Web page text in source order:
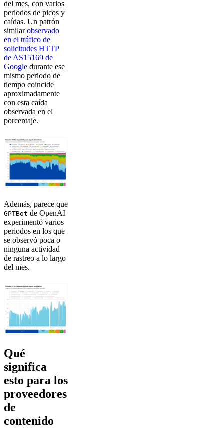
del mes, con varios
periodos de picos y
caídas. Un patrón
similarobservado
en el tráfico de
solicitudes HTTP
de AS15169 de
Google durante ese
mismo periodo de
tiempo coincide
aproximadamente
con esta caída
observada en el
porcentaje.
Además, parece que
GPTBot de OpenAI
experimentó varios
periodos en los que
se observó poca o
ninguna actividad
de rastreo a lo largo
del mes.
Qué
significa
esto para los
proveedores
de
contenido